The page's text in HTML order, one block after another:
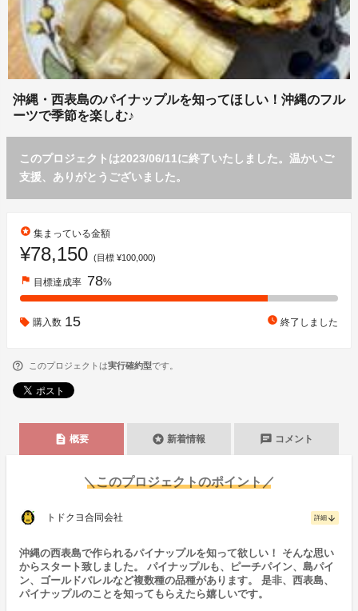
沖縄・西表島のパイナップルを知ってほしい！沖縄のフル
ーツで季節を楽しむ♪
このプロジェクトは2023/06/11に終了いたしました。温かいご
支援、ありがとうございました。
stars 集まっている金額
¥78,150 (目標 ¥100,000)
flag 目標達成率 78%
購入数 15 watch_later 終了しました
このプロジェクトは実行確約型です。
description 概要 stars 新着情報 chat コメント
＼このプロジェクトのポイント／
トドクヨ合同会社 詳細 arrow_downward
沖縄の西表島で作られるパイナップルを知って欲しい！ そんな思い
からスタート致しました。 パイナップルも、ピーチパイン、島パイ
ン、ゴールドバレルなど複数種の品種があります。 是非、西表島、
パイナップルのことを知ってもらえたら嬉しいです。